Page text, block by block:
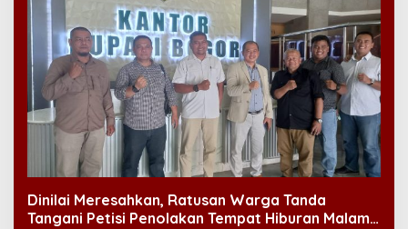
Dinilai Meresahkan, Ratusan Warga Tanda
Tangani Petisi Penolakan Tempat Hiburan Malam